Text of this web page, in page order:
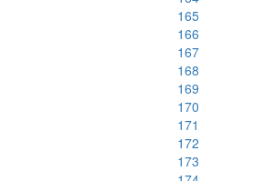
165
166
167
168
169
170
171
172
173